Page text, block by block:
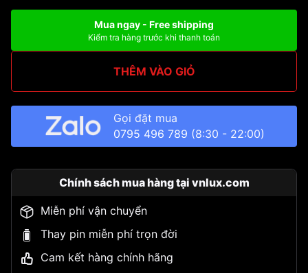
Mua ngay - Free shipping
Kiểm tra hàng trước khi thanh toán
THÊM VÀO GIỎ
Gọi đặt mua
0795 496 789 (8:30 - 22:00)
Chính sách mua hàng tại vnlux.com
Miễn phí vận chuyển
Thay pin miễn phí trọn đời
Cam kết hàng chính hãng